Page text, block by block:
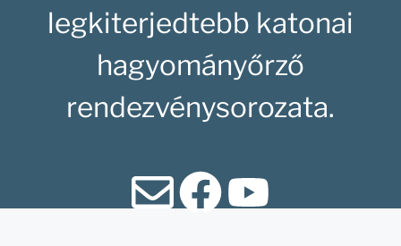
legkiterjedtebb katonai
hagyományőrző
rendezvénysorozata.